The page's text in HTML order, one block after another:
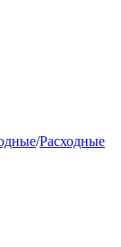
/Расходные